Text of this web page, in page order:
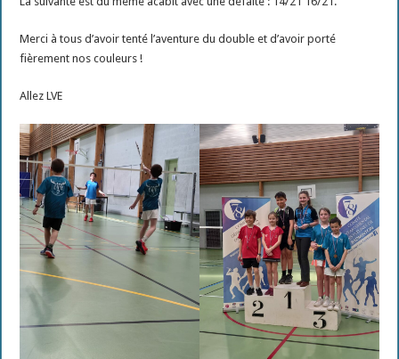
Merci à tous d’avoir tenté l’aventure du double et d’avoir porté
fièrement nos couleurs !
Allez LVE